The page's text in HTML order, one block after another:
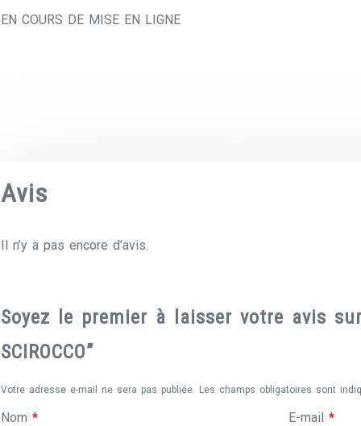
EN COURS DE MISE EN LIGNE
Avis
Il n’y a pas encore d’avis.
Soyez le premier à laisser votre avis sur
SCIROCCO”
Votre adresse e-mail ne sera pas publiée. Les champs obligatoires sont
Nom * E-mail *